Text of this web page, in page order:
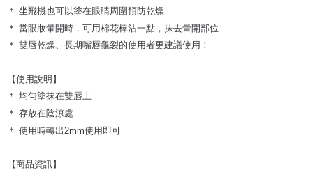
＊ 坐飛機也可以塗在眼睛周圍預防乾燥
＊ 當眼妝暈開時，可用棉花棒沾一點，抹去暈開部位
＊ 雙唇乾燥、長期嘴唇龜裂的使用者更建議使用！
【使用說明】
＊ 均勻塗抹在雙唇上
＊ 存放在陰涼處
＊ 使用時轉出2mm使用即可
【商品資訊】